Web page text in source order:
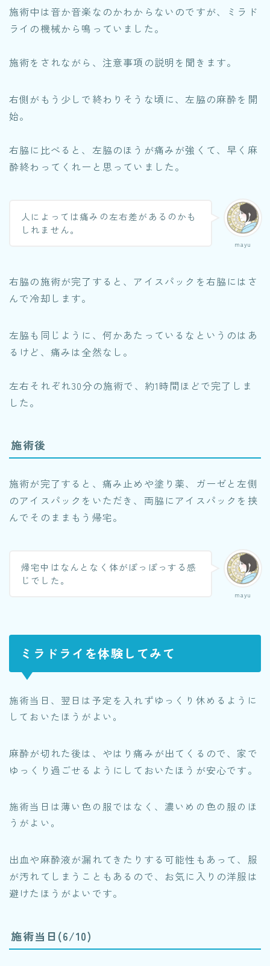
施術中は音か音楽なのかわからないのですが、ミラド
ライの機械から鳴っていました。
施術をされながら、注意事項の説明を聞きます。
右側がもう少しで終わりそうな頃に、左脇の麻酔を開
始。
右脇に比べると、左脇のほうが痛みが強くて、早く麻
酔終わってくれーと思っていました。
mayu
人によっては痛みの左右差があるのかも
しれません。
右脇の施術が完了すると、アイスパックを右脇にはさ
んで冷却します。
左脇も同じように、何かあたっているなというのはあ
るけど、痛みは全然なし。
左右それぞれ30分の施術で、約1時間ほどで完了しま
した。
施術後
施術が完了すると、痛み止めや塗り薬、ガーゼと左側
のアイスパックをいただき、両脇にアイスパックを挟
んでそのままもう帰宅。
mayu
帰宅中はなんとなく体がぽっぽっする感
じでした。
ミラドライを体験してみて
施術当日、翌日は予定を入れずゆっくり休めるように
しておいたほうがよい。
麻酔が切れた後は、やはり痛みが出てくるので、家で
ゆっくり過ごせるようにしておいたほうが安心です。
施術当日は薄い色の服ではなく、濃いめの色の服のほ
うがよい。
出血や麻酔液が漏れてきたりする可能性もあって、服
が汚れてしまうこともあるので、お気に入りの洋服は
避けたほうがよいです。
施術当日(6/10)